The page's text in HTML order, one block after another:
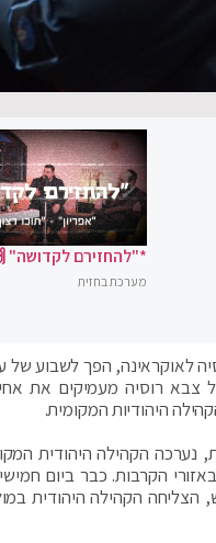
*"להחזירם לקדושה"
מערכת בחזית
לאוקראינה, הפך לשבוע של
צבא רוסיה מעמיקים את
היהודיות המקומית.
נערכה הקהילה היהודית
הקרבות. כבר ביום
הצליחה הקהילה היהודית